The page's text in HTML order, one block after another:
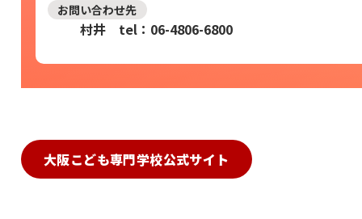
お問い合わせ先
村井 tel：06-4806-6800
大阪こども専門学校公式サイト